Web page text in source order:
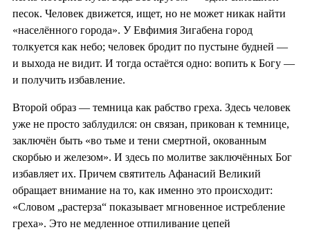
песок. Человек движется, ищет, но не может никак найти
«населённого города». У Евфимия Зигабена город
толкуется как небо; человек бродит по пустыне будней —
и выхода не видит. И тогда остаётся одно: вопить к Богу —
и получить избавление.
Второй образ — темница как рабство греха. Здесь человек
уже не просто заблудился: он связан, прикован к темнице,
заключён быть «во тьме и тени смертной, окованным
скорбью и железом». И здесь по молитве заключённых Бог
избавляет их. Причем святитель Афанасий Великий
обращает внимание на то, как именно это происходит:
«Словом „растерза“ показывает мгновенное истребление
греха». Это не медленное отпиливание цепей